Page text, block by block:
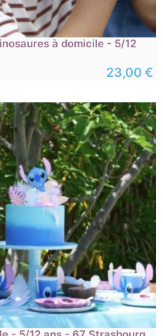
à domicile - 5/12
23,00 €